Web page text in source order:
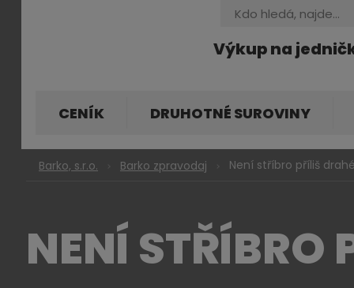
Výkup na
Vyhledávání
CENÍK DRUHOTNÉ SUROVINY
Barko, s.r.o. Barko zpravodaj Není stříbro příliš
NENÍ STŘÍBRO